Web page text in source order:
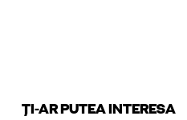
ȚI-AR PUTEA INTERESA